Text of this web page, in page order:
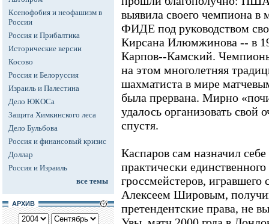
Ксенофобия и неофашизм в
России
Россия и Прибалтика
Исторические версии
Косово
Россия и Белоруссия
Израиль и Палестина
Дело ЮКОСа
Защита Химкинского леса
Дело Бульбова
Россия и финансовый кризис
Доллар
Россия и Израиль
все темы
АРХИВ
выявила своего чемпиона в
ФИДЕ под руководством
Кирсана Илюмжинова -- в
Карпов--Камский.
на этом многолетняя
шахматиста в мире
была прервана. Мирно
удалось организовать свой
спустя.
Каспаров сам назначил
практически
гроссмейстеров,
Алексеем Шировым,
претендентские права, не